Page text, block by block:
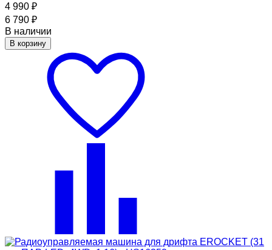
4 990 ₽
6 790 ₽
В наличии
В корзину